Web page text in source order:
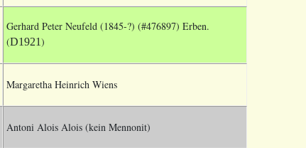
Gerhard Peter Neufeld (1845-?) (#476897) Erben.
(D1921)
Margaretha Heinrich Wiens
Antoni Alois Alois (kein Mennonit)